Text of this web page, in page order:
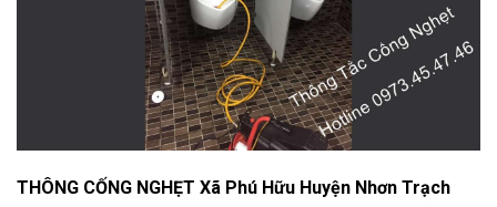
THÔNG CỐNG NGHẸT Xã Phú Hữu Huyện Nhơn Trạch